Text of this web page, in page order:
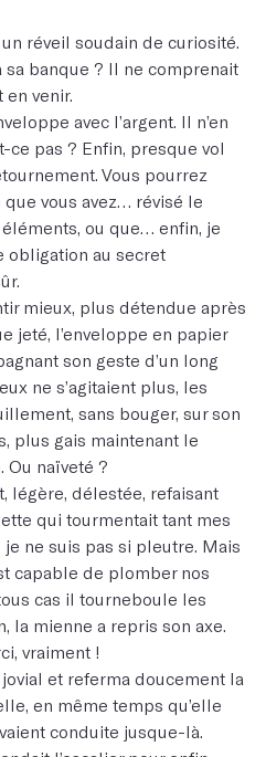
réveil soudain de curiosité.
sa banque ? Il ne comprenait
venir.
avec l’argent. Il n’en
ce pas ? Enfin, presque vol
Vous pourrez
vous avez… révisé le
ou que… enfin, je
obligation au secret
mieux, plus détendue après
jeté, l’enveloppe en papier
son geste d’un long
ne s’agitaient plus, les
sans bouger, sur son
plus gais maintenant le
Ou naïveté ?
légère, délestée, refaisant
qui tourmentait tant mes
ne suis pas si pleutre. Mais
capable de plomber nos
cas il tourneboule les
la mienne a repris son axe.
vraiment !
et referma doucement la
en même temps qu’elle
conduite jusque-là.